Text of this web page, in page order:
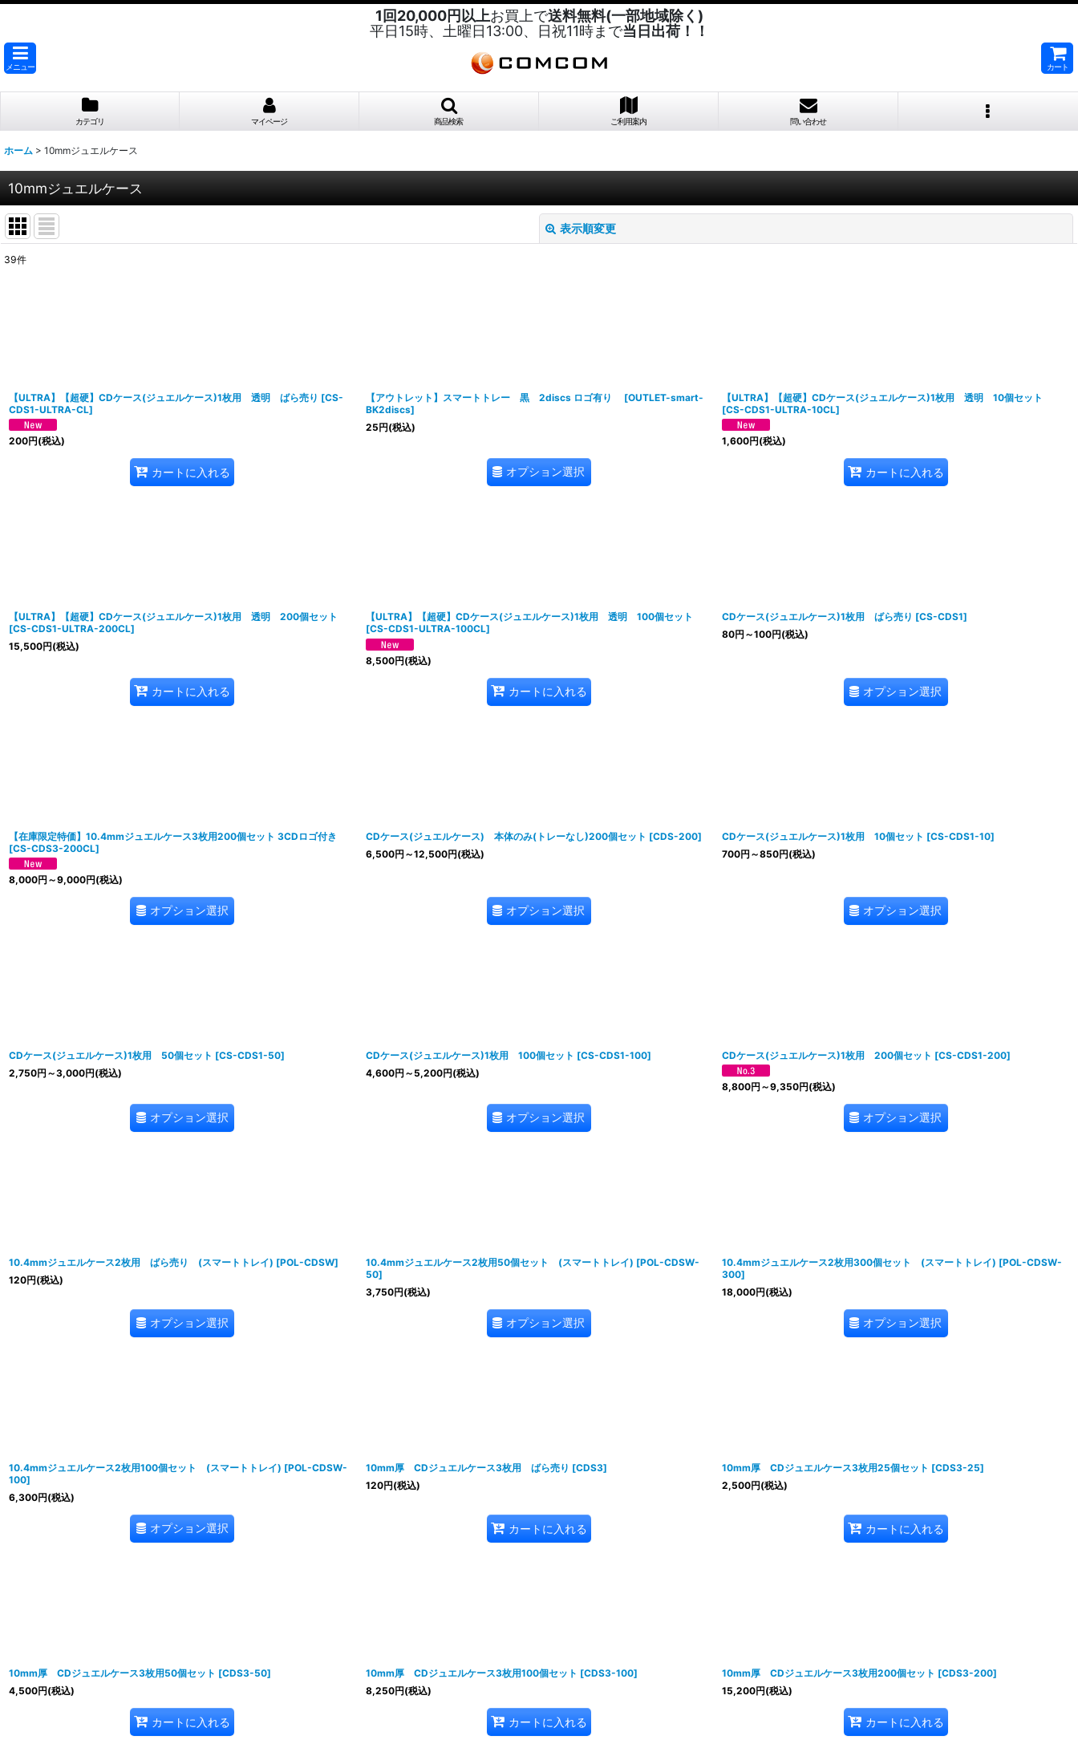
1回20,000円以上お買上で送料無料(一部地域除く)
平日15時、土曜日13:00、日祝11時まで当日出荷！！
メニュー カート
カテゴリ マイページ 商品検索 ご利用案内 問い合わせ
ホーム > 10mmジュエルケース
10mmジュエルケース
表示順変更
39件
【ULTRA】【超硬】CDケース(ジュエルケース)1枚用 透明 ばら売り [CS-
CDS1-ULTRA-CL]
200円(税込)
カートに入れる
【アウトレット】スマートトレー 黒 2discs ロゴ有り [OUTLET-smart-
BK2discs]
25円(税込)
オプション選択
【ULTRA】【超硬】CDケース(ジュエルケース)1枚用 透明 10個セット
[CS-CDS1-ULTRA-10CL]
1,600円(税込)
カートに入れる
【ULTRA】【超硬】CDケース(ジュエルケース)1枚用 透明 200個セット
[CS-CDS1-ULTRA-200CL]
15,500円(税込)
カートに入れる
【ULTRA】【超硬】CDケース(ジュエルケース)1枚用 透明 100個セット
[CS-CDS1-ULTRA-100CL]
8,500円(税込)
カートに入れる
CDケース(ジュエルケース)1枚用 ばら売り [CS-CDS1]
80円 ～100円(税込)
オプション選択
【在庫限定特価】10.4mmジュエルケース3枚用200個セット 3CDロゴ付き
[CS-CDS3-200CL]
8,000円 ～9,000円(税込)
オプション選択
CDケース(ジュエルケース) 本体のみ(トレーなし)200個セット [CDS-200]
6,500円 ～12,500円(税込)
オプション選択
CDケース(ジュエルケース)1枚用 10個セット [CS-CDS1-10]
700円 ～850円(税込)
オプション選択
CDケース(ジュエルケース)1枚用 50個セット [CS-CDS1-50]
2,750円 ～3,000円(税込)
オプション選択
CDケース(ジュエルケース)1枚用 100個セット [CS-CDS1-100]
4,600円 ～5,200円(税込)
オプション選択
CDケース(ジュエルケース)1枚用 200個セット [CS-CDS1-200]
8,800円 ～9,350円(税込)
オプション選択
10.4mmジュエルケース2枚用 ばら売り (スマートトレイ) [POL-CDSW]
120円(税込)
オプション選択
10.4mmジュエルケース2枚用50個セット (スマートトレイ) [POL-CDSW-
50]
3,750円(税込)
オプション選択
10.4mmジュエルケース2枚用300個セット (スマートトレイ) [POL-CDSW-
300]
18,000円(税込)
オプション選択
10.4mmジュエルケース2枚用100個セット (スマートトレイ) [POL-CDSW-
100]
6,300円(税込)
オプション選択
10mm厚 CDジュエルケース3枚用 ばら売り [CDS3]
120円(税込)
カートに入れる
10mm厚 CDジュエルケース3枚用25個セット [CDS3-25]
2,500円(税込)
カートに入れる
10mm厚 CDジュエルケース3枚用50個セット [CDS3-50]
4,500円(税込)
カートに入れる
10mm厚 CDジュエルケース3枚用100個セット [CDS3-100]
8,250円(税込)
カートに入れる
10mm厚 CDジュエルケース3枚用200個セット [CDS3-200]
15,200円(税込)
カートに入れる